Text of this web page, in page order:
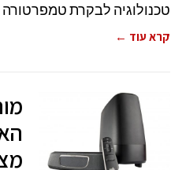
טכנולוגיה לבקרת טמפרטורה
קרא עוד ←